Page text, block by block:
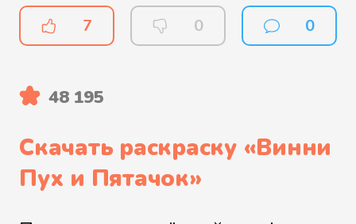
7 0 0
48 195
Скачать раскраску «Винни
Пух и Пятачок»